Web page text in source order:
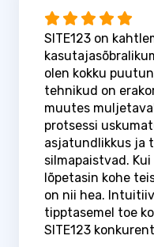
SITE123 on
olen kokku
tehnikud on
muutes
protsessi
asjatundlikkus ja
silmapaistvad. Kui
lõpetasin kohe
on nii hea.
tipptasemel toe
SITE123